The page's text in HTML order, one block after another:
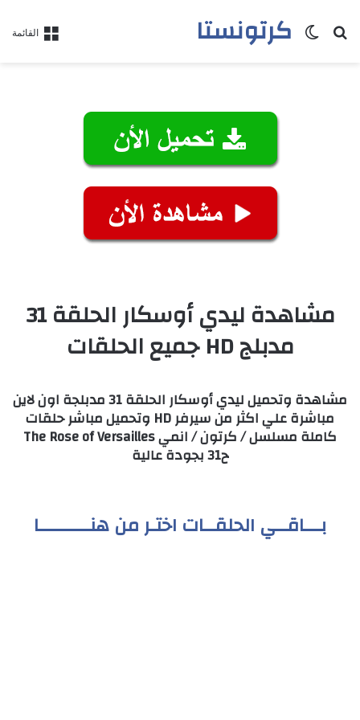
القائمة كرتونستابحث عنالوضع المظلم
مشاهدة ليدي أوسكار الحلقة 31
مدبلج HD جميع الحلقات
مشاهدة وتحميل ليدي أوسكار الحلقة 31 مدبلجة اون لاين
مباشرة علي اكثر من سيرفر HD وتحميل مباشر حلقات
كاملة مسلسل / كرتون / انمي The Rose of Versailles
ح31 بجودة عالية
بـــاقــي الحلقــات اختـر من هنـــــــــا